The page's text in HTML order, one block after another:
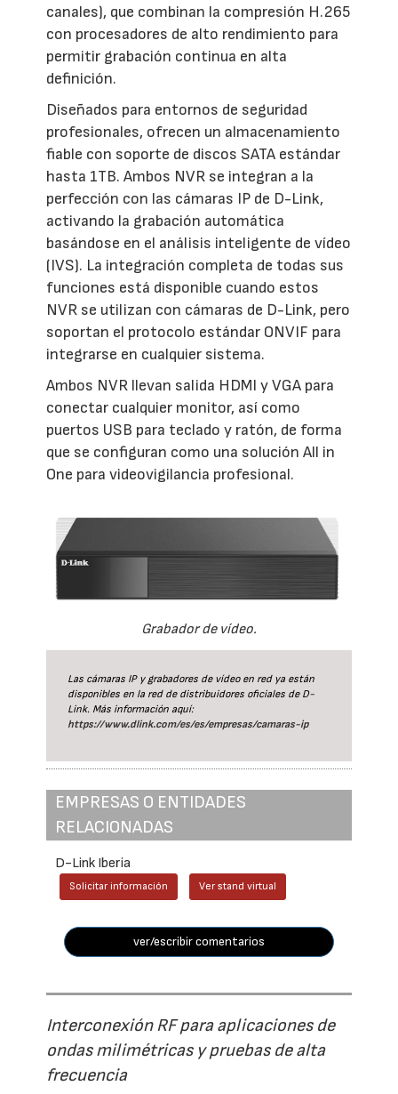
canales), que combinan la compresión H.265
con procesadores de alto rendimiento para
permitir grabación continua en alta
definición.
Diseñados para entornos de seguridad
profesionales, ofrecen un almacenamiento
fiable con soporte de discos SATA estándar
hasta 1TB. Ambos NVR se integran a la
perfección con las cámaras IP de D-Link,
activando la grabación automática
basándose en el análisis inteligente de vídeo
(IVS). La integración completa de todas sus
funciones está disponible cuando estos
NVR se utilizan con cámaras de D-Link, pero
soportan el protocolo estándar ONVIF para
integrarse en cualquier sistema.
Ambos NVR llevan salida HDMI y VGA para
conectar cualquier monitor, así como
puertos USB para teclado y ratón, de forma
que se configuran como una solución All in
One para videovigilancia profesional.
Grabador de vídeo.
Las cámaras IP y grabadores de vídeo en red ya están
disponibles en la red de distribuidores oficiales de D-
Link. Más información aquí:
https://www.dlink.com/es/es/empresas/camaras-ip
EMPRESAS O ENTIDADES
RELACIONADAS
D-Link Iberia
Solicitar información Ver stand virtual
ver/escribir comentarios
Interconexión RF para aplicaciones de
ondas milimétricas y pruebas de alta
frecuencia